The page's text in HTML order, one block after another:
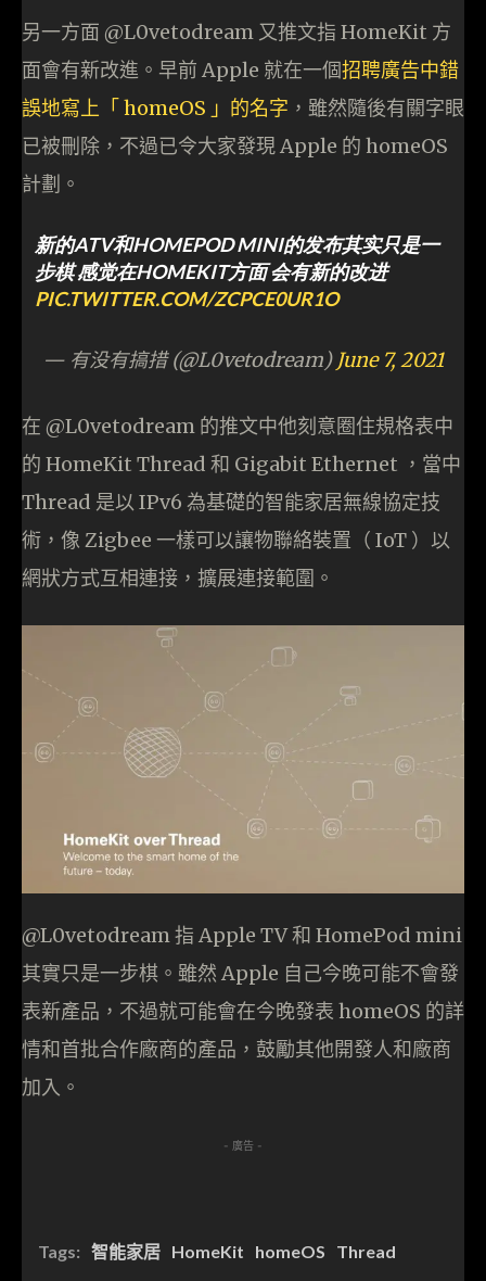
另一方面 @L0vetodream 又推文指 HomeKit 方
面會有新改進。早前 Apple 就在一個招聘廣告中錯
誤地寫上「 homeOS 」的名字 ，雖然隨後有關字眼
已被刪除，不過已令大家發現 Apple 的 homeOS
計劃。
新的ATV和HOMEPOD MINI的发布其实只是一
步棋 感觉在HOMEKIT方面 会有新的改进
PIC.TWITTER.COM/ZCPCE0UR1O
— 有没有搞措 (@L0vetodream) June 7, 2021
在 @L0vetodream 的推文中他刻意圈住規格表中
的 HomeKit Thread 和 Gigabit Ethernet ，當中
Thread 是以 IPv6 為基礎的智能家居無線協定技
術，像 Zigbee 一樣可以讓物聯絡裝置（ IoT ）以
網狀方式互相連接，擴展連接範圍。
@L0vetodream 指 Apple TV 和 HomePod mini
其實只是一步棋。雖然 Apple 自己今晚可能不會發
表新產品，不過就可能會在今晚發表 homeOS 的詳
情和首批合作廠商的產品，鼓勵其他開發人和廠商
加入。
- 廣告 -
Tags: 智能家居 HomeKit homeOS Thread